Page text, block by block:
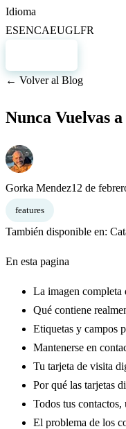
Idioma
ESENCAEUGLFR
← Volver al Blog
Nunca Vuelvas
Gorka Mendez12 de
features
También disponible en:
En esta pagina
La imagen completa
Qué contiene
Etiquetas y campos
Mantenerse en
Tu tarjeta de visita
Por qué las tarjetas
Todos tus
El problema de los